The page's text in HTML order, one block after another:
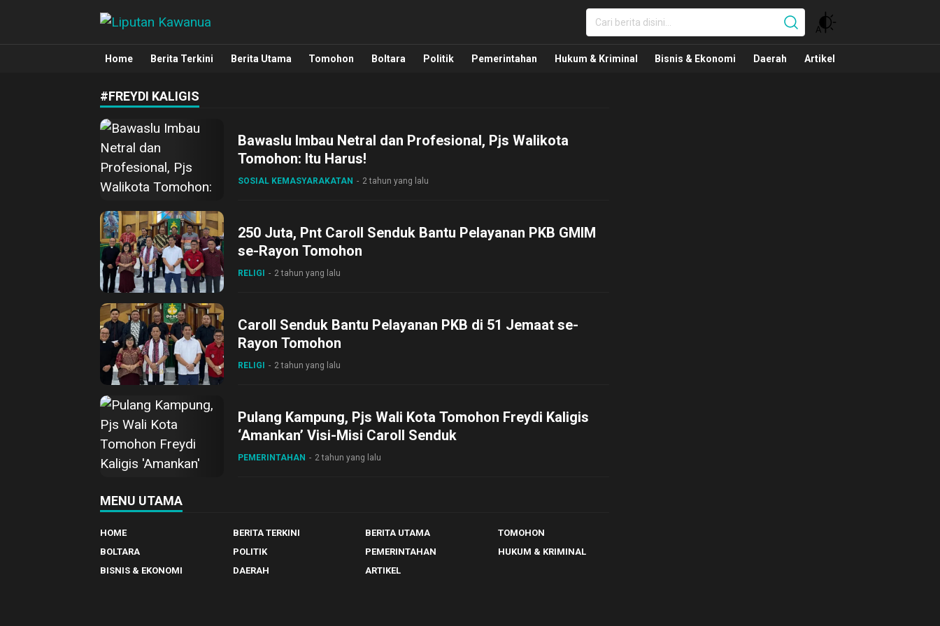
Liputan Kawanua
Berita Manado, Sulawesi Utara, Kawanua, Politik, Pemerintahan, Hukum Kriminal dan Nasional
Home Berita Terkini Berita Utama Tomohon Boltara Politik Pemerintahan Hukum & Kriminal Bisnis & Ekonomi Daerah Artikel
#FREYDI KALIGIS
Bawaslu Imbau Netral dan Profesional, Pjs Walikota
Tomohon: Itu Harus!
SOSIAL KEMASYARAKATAN 2 tahun yang lalu
250 Juta, Pnt Caroll Senduk Bantu Pelayanan PKB GMIM
se-Rayon Tomohon
RELIGI 2 tahun yang lalu
Caroll Senduk Bantu Pelayanan PKB di 51 Jemaat se-
Rayon Tomohon
RELIGI 2 tahun yang lalu
Pulang Kampung, Pjs Wali Kota Tomohon Freydi Kaligis
‘Amankan’ Visi-Misi Caroll Senduk
PEMERINTAHAN 2 tahun yang lalu
MENU UTAMA
HOME BERITA TERKINI BERITA UTAMA
TOMOHON
BOLTARA
POLITIK PEMERINTAHAN
HUKUM & KRIMINAL
BISNIS & EKONOMI
DAERAH ARTIKEL